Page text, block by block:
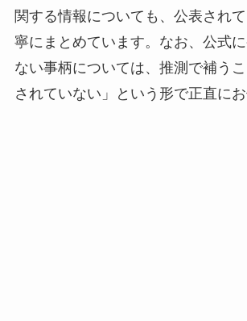
関する情報についても、公表され
寧にまとめています。なお、公式
ない事柄については、推測で補う
されていない」という形で正直にお